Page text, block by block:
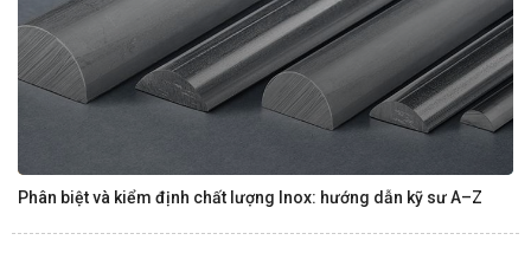
Phân biệt và kiểm định chất lượng Inox: hướng dẫn kỹ sư A–Z